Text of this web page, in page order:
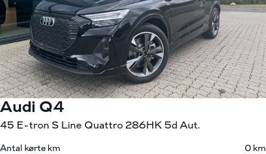
Audi Q4
45 E-tron S Line Quattro 286HK 5d Aut.
Antal kørte km
0 km